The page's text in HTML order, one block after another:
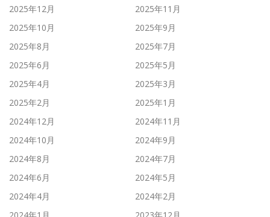
2025年12月
2025年11月
2025年10月
2025年9月
2025年8月
2025年7月
2025年6月
2025年5月
2025年4月
2025年3月
2025年2月
2025年1月
2024年12月
2024年11月
2024年10月
2024年9月
2024年8月
2024年7月
2024年6月
2024年5月
2024年4月
2024年2月